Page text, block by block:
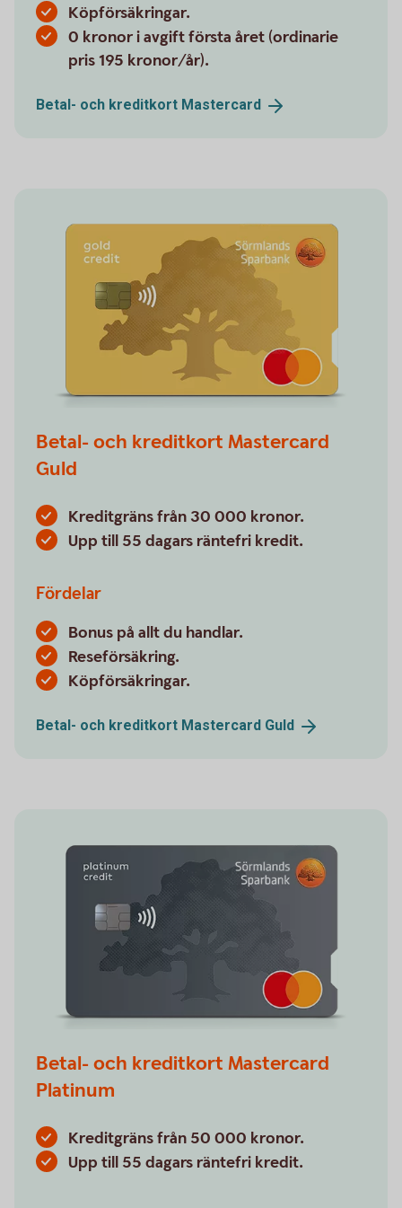
Köpförsäkringar.
0 kronor i avgift första året (ordinarie
pris 195 kronor/år).
Betal- och kreditkort Mastercard
Betal- och kreditkort Mastercard
Guld
Kreditgräns från 30 000 kronor.
Upp till 55 dagars räntefri kredit.
Fördelar
Bonus på allt du handlar.
Reseförsäkring.
Köpförsäkringar.
Betal- och kreditkort Mastercard Guld
Betal- och kreditkort Mastercard
Platinum
Kreditgräns från 50 000 kronor.
Upp till 55 dagars räntefri kredit.